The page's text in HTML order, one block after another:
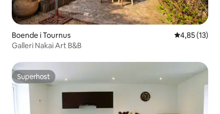
Boende i Tournus 4,85 av 5 i
4,85 (13)
Galleri Nakai Art B&B
Superhost
Superhost